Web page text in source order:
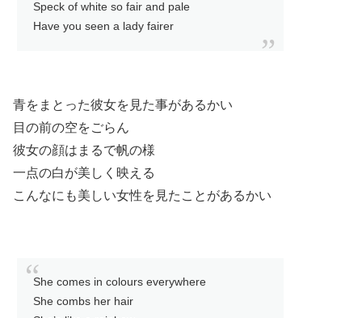
Speck of white so fair and pale
Have you seen a lady fairer
青をまとった彼女を見た事があるかい
目の前の空をごらん
彼女の顔はまるで帆の様
一点の白が美しく映える
こんなにも美しい女性を見たことがあるかい
She comes in colours everywhere
She combs her hair